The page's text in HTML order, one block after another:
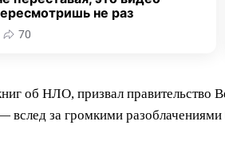
не раз
70
об НЛО, призвал правительство
вслед за громкими разоблачениями